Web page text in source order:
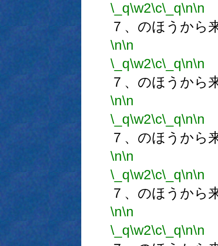
\_q\w2\c\_q\n\n
７、のほうから
\n\n
\_q\w2\c\_q\n\n
７、のほうから
\n\n
\_q\w2\c\_q\n\n
７、のほうから
\n\n
\_q\w2\c\_q\n\n
７、のほうから
\n\n
\_q\w2\c\_q\n\n